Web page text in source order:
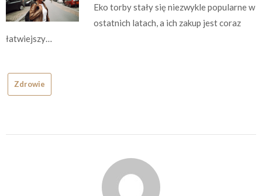
Eko torby stały się niezwykle popularne w
ostatnich latach, a ich zakup jest coraz
łatwiejszy…
Zdrowie